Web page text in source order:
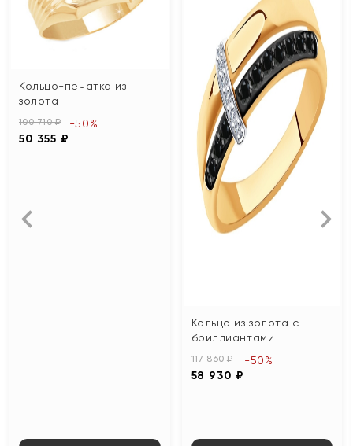
Кольцо-печатка из
золота
100 710 ₽
50 355 ₽
-50%
Кольцо из золота с
бриллиантами
117 860 ₽
58 930 ₽
-50%